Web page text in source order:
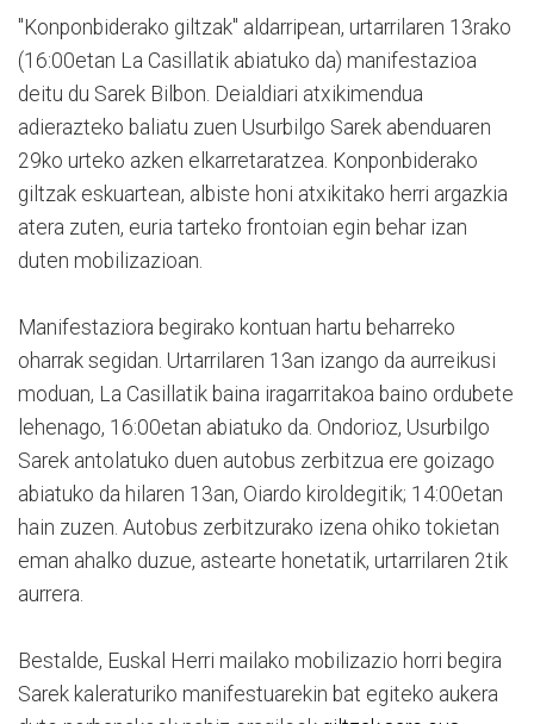
"Konponbiderako giltzak" aldarripean, urtarrilaren 13rako
(16:00etan La Casillatik abiatuko da) manifestazioa
deitu du Sarek Bilbon. Deialdiari atxikimendua
adierazteko baliatu zuen Usurbilgo Sarek abenduaren
29ko urteko azken elkarretaratzea. Konponbiderako
giltzak eskuartean, albiste honi atxikitako herri argazkia
atera zuten, euria tarteko frontoian egin behar izan
duten mobilizazioan.
Manifestaziora begirako kontuan hartu beharreko
oharrak segidan. Urtarrilaren 13an izango da aurreikusi
moduan, La Casillatik baina iragarritakoa baino ordubete
lehenago, 16:00etan abiatuko da. Ondorioz, Usurbilgo
Sarek antolatuko duen autobus zerbitzua ere goizago
abiatuko da hilaren 13an, Oiardo kiroldegitik; 14:00etan
hain zuzen. Autobus zerbitzurako izena ohiko tokietan
eman ahalko duzue, astearte honetatik, urtarrilaren 2tik
aurrera.
Bestalde, Euskal Herri mailako mobilizazio horri begira
Sarek kaleraturiko manifestuarekin bat egiteko aukera